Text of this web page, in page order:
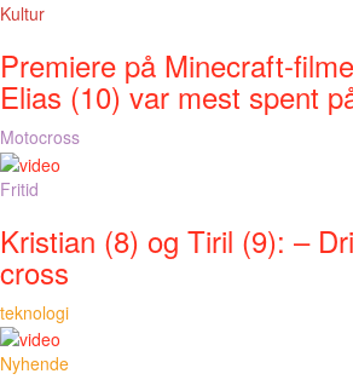
Kultur
Premiere på Minecraft-
Elias (10) var mest spent
Motocross
Fritid
Kristian (8) og Tiril (9): –
cross
teknologi
Nyhende